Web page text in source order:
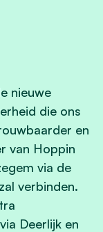
nieuwe
die ons
en
van Hoppin
via de
verbinden.
Deerlijk en